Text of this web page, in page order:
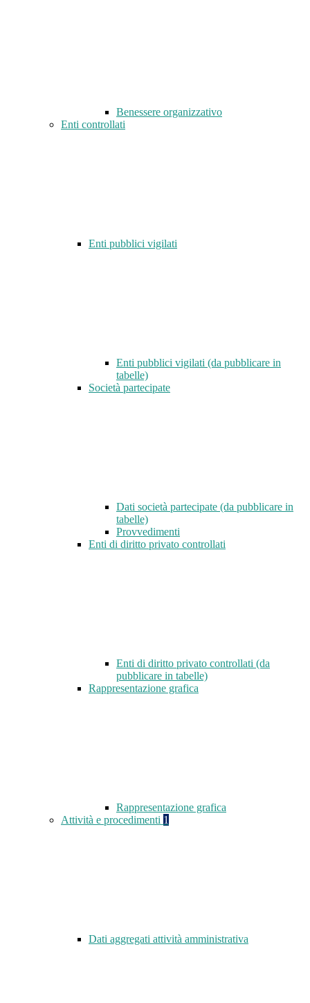
Benessere organizzativo
Enti controllati
Enti pubblici vigilati
Enti pubblici vigilati (da pubblicare in
tabelle)
Società partecipate
Dati società partecipate (da pubblicare in
tabelle)
Provvedimenti
Enti di diritto privato controllati
Enti di diritto privato controllati (da
pubblicare in tabelle)
Rappresentazione grafica
Rappresentazione grafica
Attività e procedimenti 1
Dati aggregati attività amministrativa